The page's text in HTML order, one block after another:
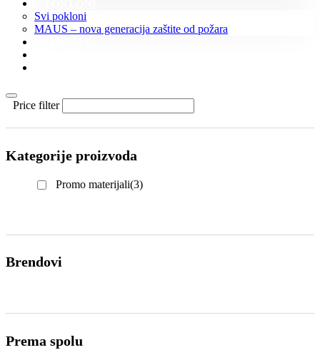
Svi pokloni
MAUS – nova generacija zaštite od požara
Price filter
Kategorije proizvoda
Promo materijali(3)
Brendovi
Prema spolu